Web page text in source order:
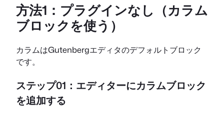
方法1：プラグインなし（カラム
ブロックを使う）
カラムはGutenbergエディタのデフォルトブロック
です。
ステップ01：エディターにカラムブロック
を追加する